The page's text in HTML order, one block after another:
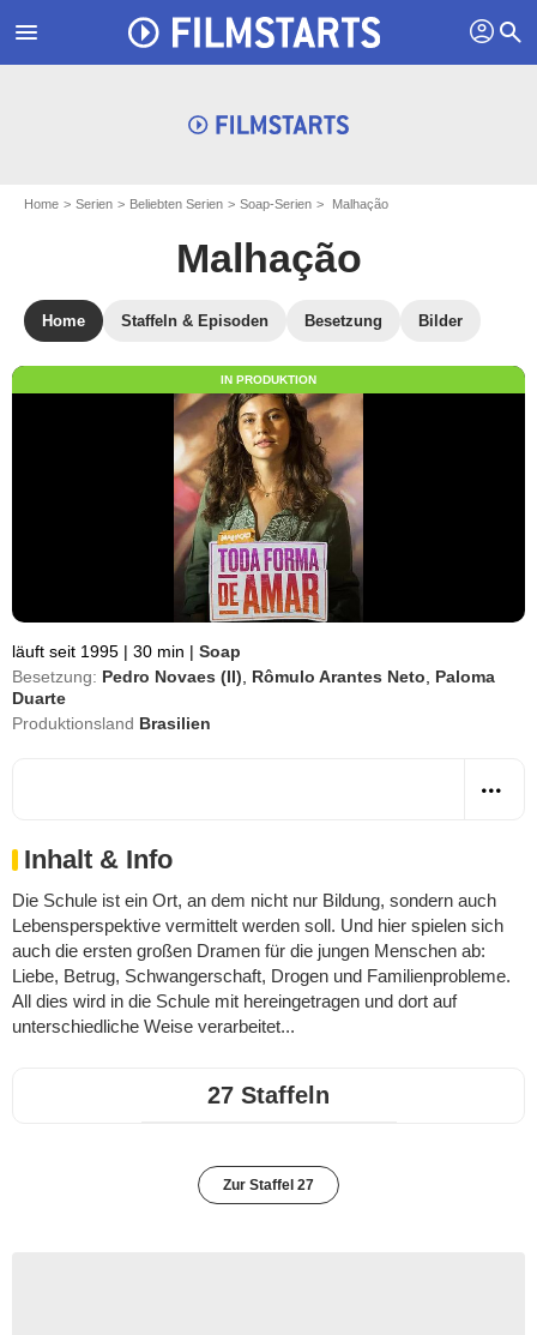
menu profil search
Home Serien Beliebten Serien Soap-Serien Malhação
Malhação
Home Staffeln & Episoden Besetzung Bilder
IN PRODUKTION
läuft seit 1995 | 30 min | Soap
Besetzung: Pedro Novaes (II) Rômulo Arantes Neto
Paloma
Duarte
Produktionsland Brasilien
Inhalt & Info
Die Schule ist ein Ort, an dem nicht nur Bildung, sondern auch
Lebensperspektive vermittelt werden soll. Und hier spielen sich
auch die ersten großen Dramen für die jungen Menschen ab:
Liebe, Betrug, Schwangerschaft, Drogen und Familienprobleme.
All dies wird in die Schule mit hereingetragen und dort auf
unterschiedliche Weise verarbeitet...
27 Staffeln
Zur Staffel 27